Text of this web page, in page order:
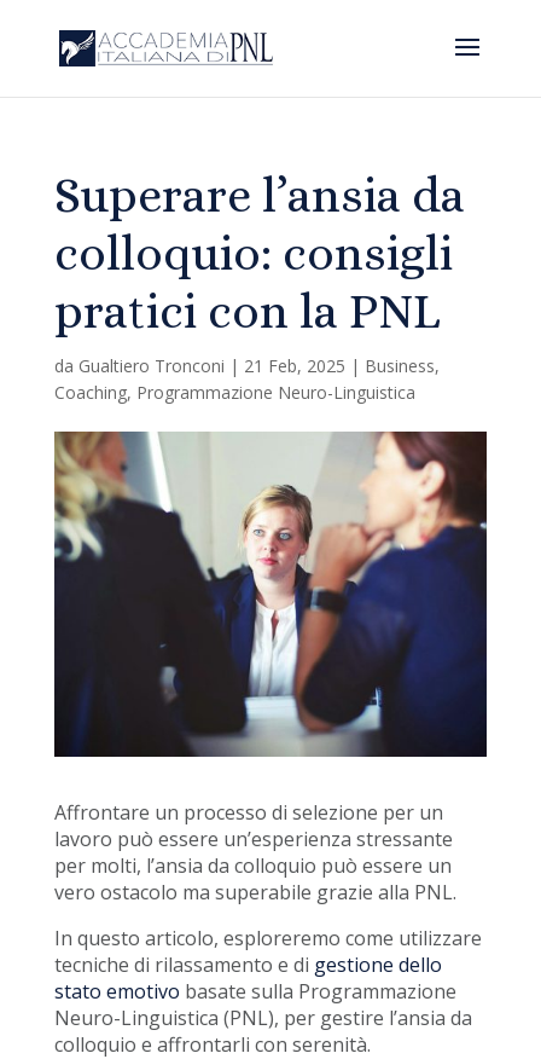
Superare l’ansia da
colloquio: consigli
pratici con la PNL
da Gualtiero Tronconi | 21 Feb, 2025 | Business,
Coaching, Programmazione Neuro-Linguistica
Affrontare un processo di selezione per un
lavoro può essere un’esperienza stressante
per molti, l’ansia da colloquio può essere un
vero ostacolo ma superabile grazie alla PNL.
In questo articolo, esploreremo come utilizzare
tecniche di rilassamento e di gestione dello
stato emotivo basate sulla Programmazione
Neuro-Linguistica (PNL), per gestire l’ansia da
colloquio e affrontarli con serenità.